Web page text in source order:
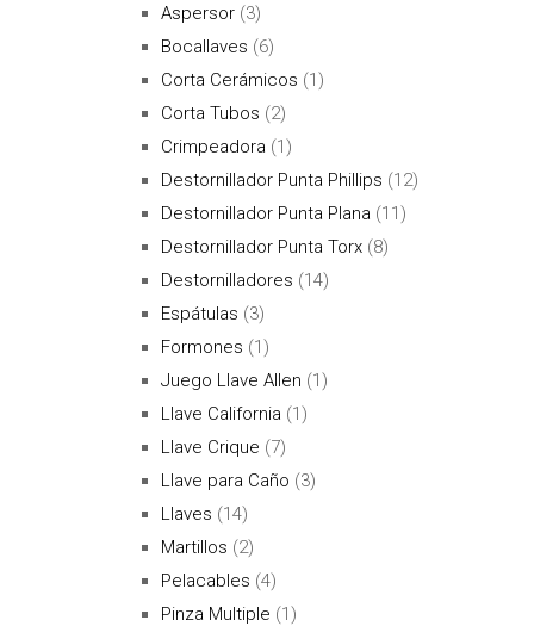
Aspersor (3)
Bocallaves (6)
Corta Cerámicos (1)
Corta Tubos (2)
Crimpeadora (1)
Destornillador Punta Phillips (12)
Destornillador Punta Plana (11)
Destornillador Punta Torx (8)
Destornilladores (14)
Espátulas (3)
Formones (1)
Juego Llave Allen (1)
Llave California (1)
Llave Crique (7)
Llave para Caño (3)
Llaves (14)
Martillos (2)
Pelacables (4)
Pinza Multiple (1)